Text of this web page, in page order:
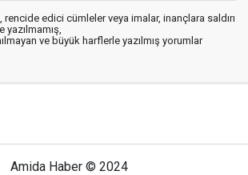
rencide edici cümleler veya imalar, inançlara saldırı
yazılmamış,
ve büyük harflerle yazılmış yorumlar
Amida Haber © 2024